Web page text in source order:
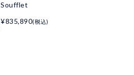
Soufflet
¥835,890(税込)